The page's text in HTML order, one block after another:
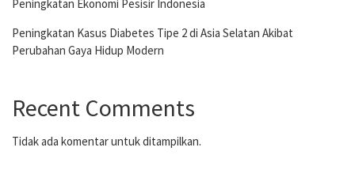
Peningkatan Ekonomi Pesisir Indonesia
Peningkatan Kasus Diabetes Tipe 2 di Asia Selatan Akibat
Perubahan Gaya Hidup Modern
Recent Comments
Tidak ada komentar untuk ditampilkan.